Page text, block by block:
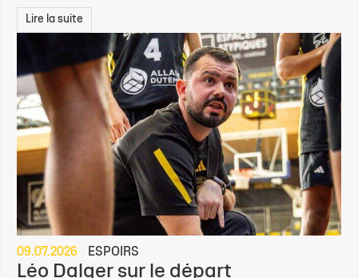
Lire la suite
09.07.2026 ESPOIRS
Léo Dalger sur le départ